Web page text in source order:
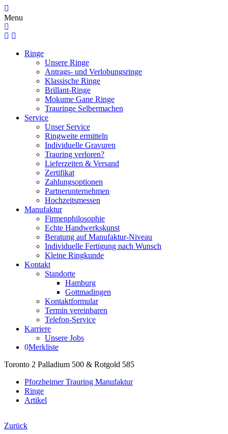
Menu
Ringe
Unsere Ringe
Antrags- und Verlobungsringe
Klassische Ringe
Brillant-Ringe
Mokume Gane Ringe
Trauringe Selbermachen
Service
Unser Service
Ringweite ermitteln
Individuelle Gravuren
Trauring verloren?
Lieferzeiten & Versand
Zertifikat
Zahlungsoptionen
Partnerunternehmen
Hochzeitsmessen
Manufaktur
Firmenphilosophie
Echte Handwerkskunst
Beratung auf Manufaktur-Niveau
Individuelle Fertigung nach Wunsch
Kleine Ringkunde
Kontakt
Standorte
Hamburg
Gottmadingen
Kontaktformular
Termin vereinbaren
Telefon-Service
Karriere
Unsere Jobs
0Merkliste
Toronto 2 Palladium 500 & Rotgold 585
Pforzheimer Trauring Manufaktur
Ringe
Artikel
Zurück